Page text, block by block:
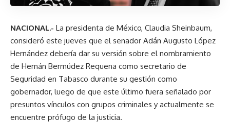
NACIONAL.- La presidenta de México, Claudia Sheinbaum,
consideró este jueves que el senador Adán Augusto López
Hernández debería dar su versión sobre el nombramiento
de Hernán Bermúdez Requena como secretario de
Seguridad en Tabasco durante su gestión como
gobernador, luego de que este último fuera señalado por
presuntos vínculos con grupos criminales y actualmente se
encuentre prófugo de la justicia.